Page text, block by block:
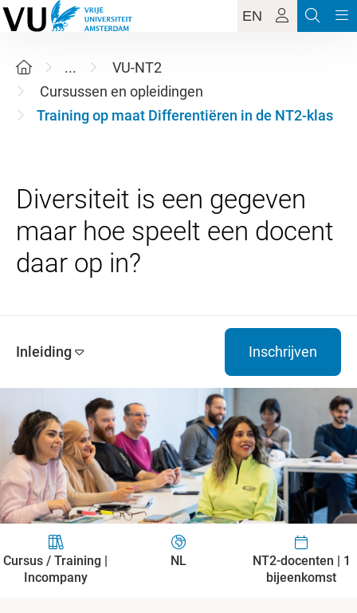
EN
...
VU-NT2
Cursussen en opleidingen
Training op maat Differentiëren in de NT2-klas
Diversiteit is een gegeven
maar hoe speelt een docent
Inleiding Inschrijven
Cursus / Training |
Incompany
NL
NT2-docenten | 1
bijeenkomst